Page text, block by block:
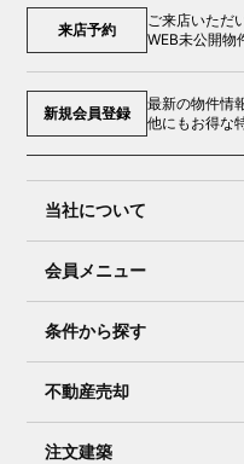
来店予約
ご来店いただ
WEB未公開物
新規会員登録
最新の物件情
他にもお得な
当社について
会員メニュー
条件から探す
不動産売却
注文建築